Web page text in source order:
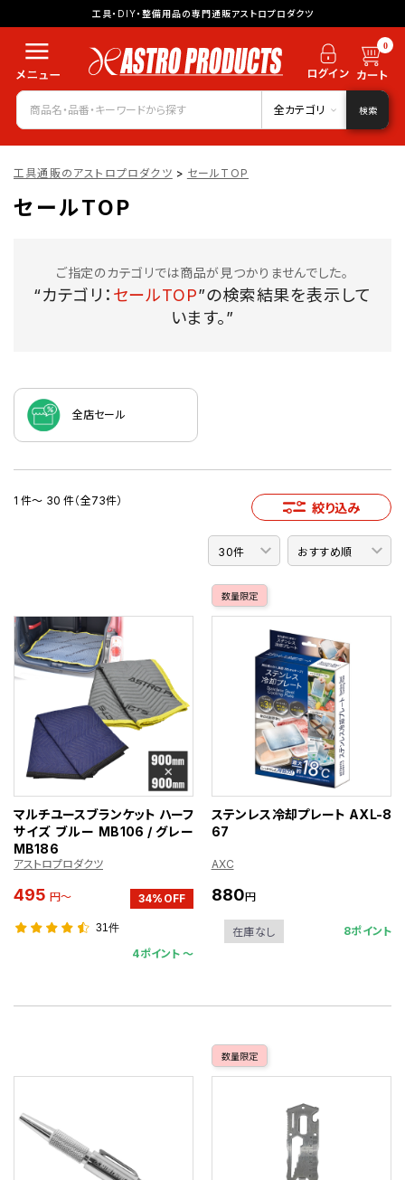
工具・DIY・整備用品の専門通販アストロプロダクツ
0
全カテゴリ 検索
工具通販のアストロプロダクツ > セールTOP
セールTOP
ご指定のカテゴリでは商品が見つかりませんでした。
“カテゴリ： セールTOP”の検索結果を表示して
います。”
全店セール
1 件～ 30 件（全73件） 絞り込み
マルチユースブランケット ハーフ
サイズ ブルー MB106 / グレー
MB186
アストロプロダクツ
495 円～ 34%OFF
31件
4ポイント 〜
数量限定
ステンレス冷却プレート AXL-8
67
AXC
880円
在庫なし 8ポイント
数量限定